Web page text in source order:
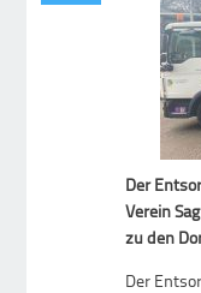
Der
Verein
zu den
Der